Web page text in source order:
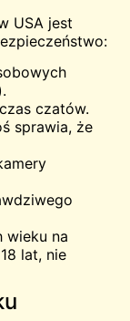
USA jest
czatów.
sprawia, że
wieku na
lat, nie